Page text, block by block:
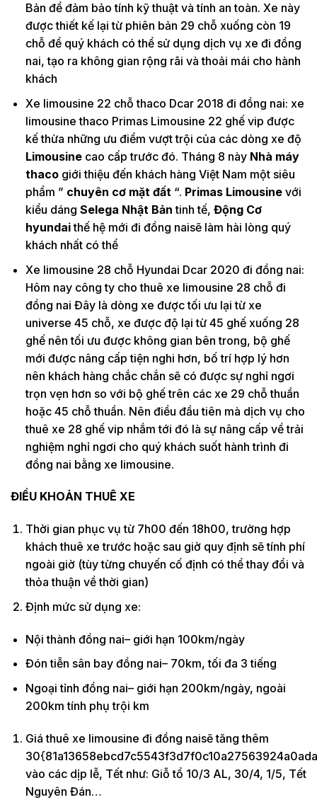
Bản để đảm bảo tính kỹ thuật và tính an toàn. Xe này
được thiết kế lại từ phiên bản 29 chỗ xuống còn 19
chỗ để quý khách có thể sử dụng dịch vụ xe đi đồng
nai, tạo ra không gian rộng rãi và thoải mái cho hành
khách
Xe limousine 22 chỗ thaco Dcar 2018 đi đồng nai: xe
limousine thaco Primas Limousine 22 ghế vip được
kế thừa những ưu điểm vượt trội của các dòng xe độ
Limousinecao cấp trước đó. Tháng 8 này Nhà máy
thacogiới thiệu đến khách hàng Việt Nam một siêu
phẩm ” chuyên cơ mặt đất“. Primas Limousinevới
kiểu dáng Selega Nhật Bản tinh tế, Động Cơ
hyundaithế hệ mới đi đồng naisẽ làm hài lòng quý
khách nhất có thể
Xe limousine 28 chỗ Hyundai Dcar 2020 đi đồng nai:
Hôm nay công ty cho thuê xe limousine 28 chỗ đi
đồng nai Đây là dòng xe được tối ưu lại từ xe
universe 45 chỗ, xe được độ lại từ 45 ghế xuống 28
ghế nên tối ưu được không gian bên trong, bộ ghế
mới được nâng cấp tiện nghi hơn, bố trí hợp lý hơn
nên khách hàng chắc chắn sẽ có được sự nghỉ ngơi
trọn vẹn hơn so với bộ ghế trên các xe 29 chỗ thuần
hoặc 45 chỗ thuần. Nên điều đầu tiên mà dịch vụ cho
thuê xe 28 ghế vip nhắm tới đó là sự nâng cấp về trải
nghiệm nghỉ ngơi cho quý khách suốt hành trình đi
đồng nai bằng xe limousine.
ĐIỀU KHOẢN THUÊ XE
Thời gian phục vụ từ 7h00 đến 18h00, trường hợp
khách thuê xe trước hoặc sau giờ quy định sẽ tính phí
ngoài giờ (tùy từng chuyến cố định có thể thay đổi và
thỏa thuận về thời gian)
Định mức sử dụng xe:
Nội thành đồng nai– giới hạn 100km/ngày
Đón tiễn sân bay đồng nai– 70km, tối đa 3 tiếng
Ngoại tỉnh đồng nai– giới hạn 200km/ngày, ngoài
200km tính phụ trội km
Giá thuê xe limousine đi đồng naisẽ tăng thêm
vào các dịp lễ, Tết như: Giỗ tổ 10/3 AL, 30/4, 1/5, Tết
Nguyên Đán…